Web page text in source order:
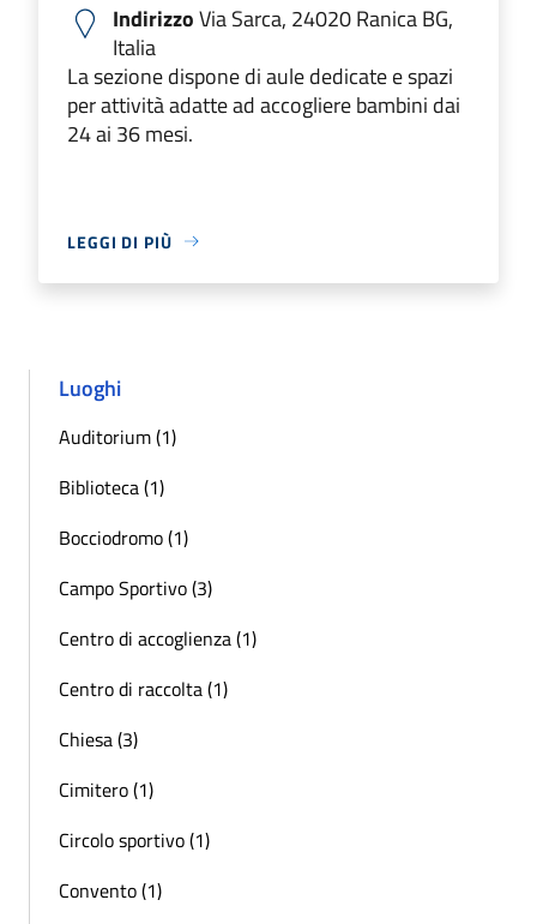
IndirizzoVia Sarca, 24020 Ranica BG,
Italia
La sezione dispone di aule dedicate e spazi
per attività adatte ad accogliere bambini dai
24 ai 36 mesi.
LEGGI DI PIÙ
Luoghi
Auditorium (1)
Biblioteca (1)
Bocciodromo (1)
Campo Sportivo (3)
Centro di accoglienza (1)
Centro di raccolta (1)
Chiesa (3)
Cimitero (1)
Circolo sportivo (1)
Convento (1)